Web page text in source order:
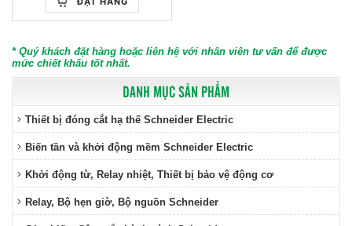
DANH MỤC SẢN PHẨM
Thiết bị đóng cắt hạ thế Schneider Electric
Biến tần và khởi động mềm Schneider Electric
Khởi động từ, Relay nhiệt, Thiết bị bảo vệ động cơ
Relay, Bộ hẹn giờ, Bộ nguồn Schneider
* Quý khách đặt hàng hoặc liên hệ với nhân viên tư vấn để được
mức chiết khấu tốt nhất.